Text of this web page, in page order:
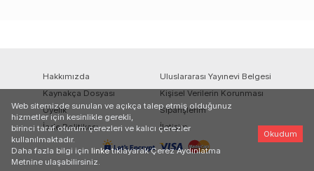
Hakkımızda
Uluslararası Yayınevi Belgesi
Kaynakça Dosyası
Kişisel Verilerin Korunması
Üyelik
Siparişlerim
İade Politikası
İletişim
Web sitemizde sunulan ve açıkça talep etmiş olduğunuz
hizmetler için kesinlikle gerekli,
birinci taraf oturum çerezleri ve kalıcı çerezler
kullanılmaktadır.
Daha fazla bilgi için linke tıklayarak Çerez Aydınlatma
Metnine ulaşabilirsiniz.
Okudum